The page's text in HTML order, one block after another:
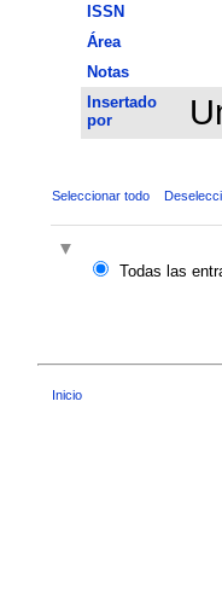
ISSN
Área
Notas
Insertado
por
Seleccionar todo
Todas las
Inicio